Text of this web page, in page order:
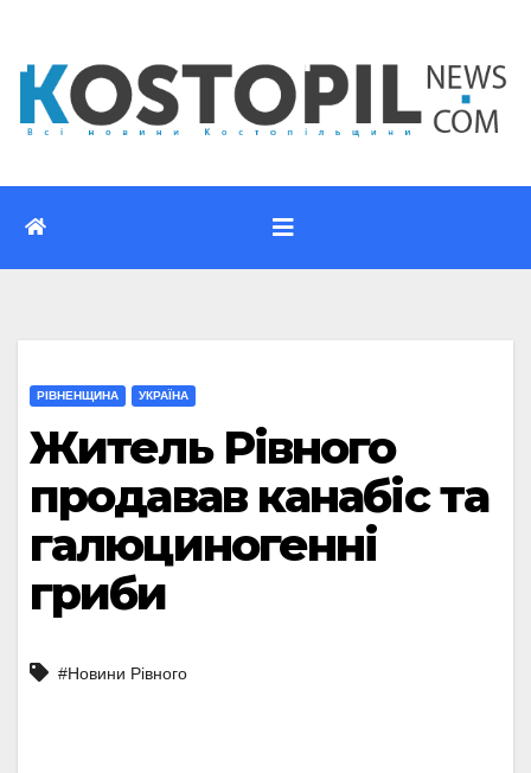
вмісту
РІВНЕНЩИНА УКРАЇНА
Житель Рівного
продавав канабіс та
галюциногенні
гриби
#Новини Рівного